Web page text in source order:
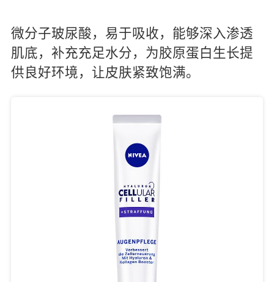
微分子玻尿酸，易于吸收，能够深入渗透
肌底，补充充足水分，为胶原蛋白生长提
供良好环境，让皮肤紧致饱满。